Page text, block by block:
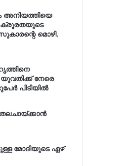
അനിയത്തിയെ
ക്രൂരതയുടെ
മൊഴി,
നേരെ
പിടിയിൽ
മോദിയുടെ ഏഴ്